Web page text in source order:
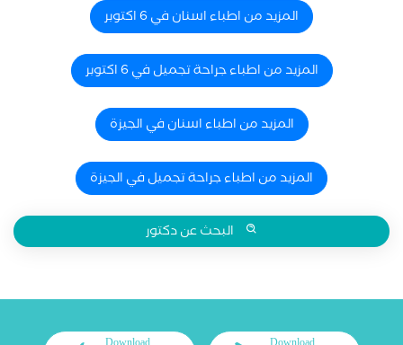
المزيد من اطباء اسنان في 6 اكتوبر
المزيد من اطباء جراحة تجميل في 6 اكتوبر
المزيد من اطباء اسنان في الجيزة
المزيد من اطباء جراحة تجميل في الجيزة
البحث عن دكتور
Download
Download